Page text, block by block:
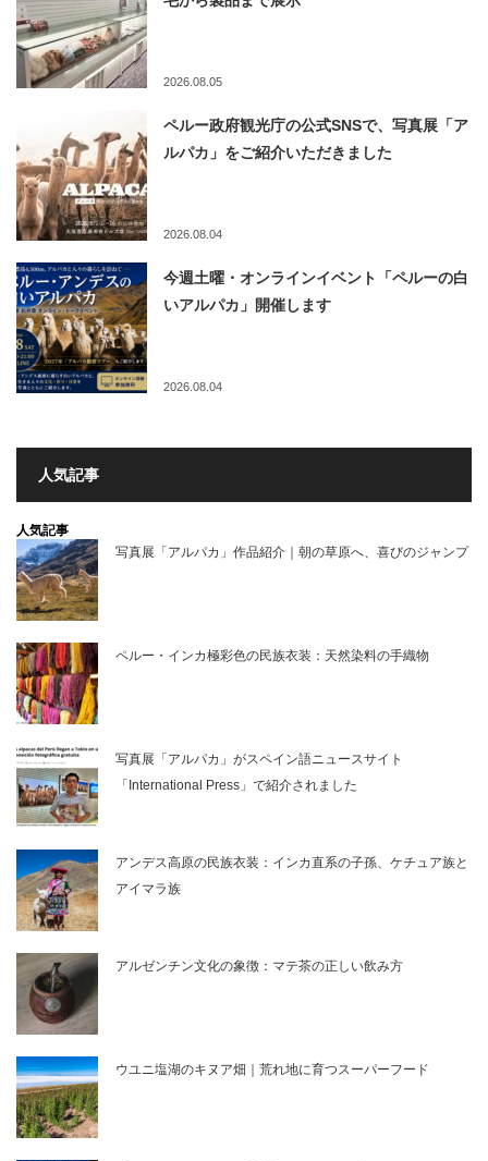
2026.08.05
ペルー政府観光庁の公式SNSで、写真展「ア
ルパカ」をご紹介いただきました
2026.08.04
今週土曜・オンラインイベント「ペルーの白
いアルパカ」開催します
2026.08.04
人気記事
人気記事
写真展「アルパカ」作品紹介｜朝の草原へ、喜びのジャンプ
ペルー・インカ極彩色の民族衣装：天然染料の手織物
写真展「アルパカ」がスペイン語ニュースサイト
「International Press」で紹介されました
アンデス高原の民族衣装：インカ直系の子孫、ケチュア族と
アイマラ族
アルゼンチン文化の象徴：マテ茶の正しい飲み方
ウユニ塩湖のキヌア畑｜荒れ地に育つスーパーフード